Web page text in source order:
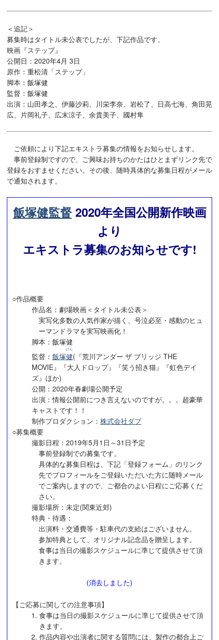
＜追記＞
募集時はタイトル未公表でしたが、下記作品です。
映画『ステップ』
公開日：2020年4月 3日
原作：重松清「ステップ」
脚本：飯塚健
監督：飯塚健
出演：山田孝之、伊藤沙莉、川栄李奈、岩松了、日高七海、角田晃
広、片岡礼子、広末涼子、余貴美子、國村隼
ご依頼により下記エキストラ募集の情報をお知らせします。
事前登録制ですので、ご興味お持ちのかたはひとまずリンク先で
登録をおすませください。その後、随時具体的な募集日程がメール
で通知されます。
飯塚健監督2020年全国公開新作映画
より
エキストラ募集のお知らせです!
○作品概要
作品名：劇場映画＜タイトル未公表＞
実写化多数の人気作家が描く、号泣必至・感動のヒュ
ーマンドラマを実写映画化！
脚本：飯塚健
監督： 飯塚健
けん
(『荒川アンダー ザ ブリッジ THE
MOVIE』『大人ドロップ』『笑う招き猫』『虹色デイ
ズ』ほか)
公開：2020年春劇場公開予定
出演：情報公開前につき言えないのですが。。。超豪華
キャストです！！
制作プロダクション： 株式会社ダブ
○募集概要
撮影日程：2019年5月1日～31日予定
事前登録制での募集です。
具体的な募集日程は、下記「登録フォーム」のリンク
先でプロフィールをご登録いただいた方に随時メール
でご案内しますので、ご都合のよい日程にご応募くだ
さい。
撮影場所：未定(関東近郊)
特典・待遇：
出演料・交通費等・駐車代の支給はございません。
参加特典として、オリジナル記念品を贈呈します。
食事は当日の撮影スケジュールに準じて提供させて頂
きます。
(消去しました)
【ご応募に関しての注意事項】
食事は当日の撮影スケジュールに準じて提供させて頂
きます。
作品内容や出演者に関する質問には、製作の都合上ご